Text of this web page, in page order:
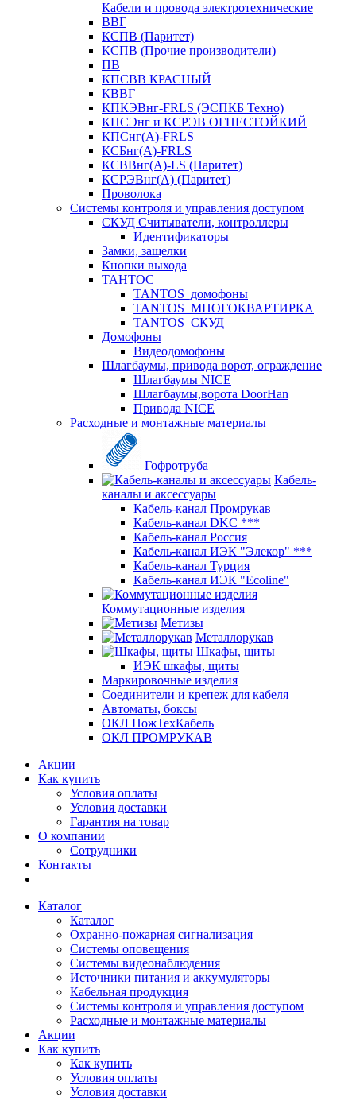
Кабели и провода электротехнические
ВВГ
КСПВ (Паритет)
КСПВ (Прочие производители)
ПВ
КПСВВ КРАСНЫЙ
КВВГ
КПКЭВнг-FRLS (ЭСПКБ Техно)
КПСЭнг и КСРЭВ ОГНЕСТОЙКИЙ
КПСнг(А)-FRLS
КСБнг(А)-FRLS
КСВВнг(А)-LS (Паритет)
КСРЭВнг(А) (Паритет)
Проволока
Системы контроля и управления доступом
СКУД Считыватели, контроллеры
Идентификаторы
Замки, защелки
Кнопки выхода
ТАНТОС
TANTOS_домофоны
TANTOS_МНОГОКВАРТИРКА
TANTOS_СКУД
Домофоны
Видеодомофоны
Шлагбаумы, привода ворот, ограждение
Шлагбаумы NICE
Шлагбаумы,ворота DoorHan
Привода NICE
Расходные и монтажные материалы
Гофротруба
Кабель-
каналы и аксессуары
Кабель-канал Промрукав
Кабель-канал DKC ***
Кабель-канал Россия
Кабель-канал ИЭК "Элекор" ***
Кабель-канал Турция
Кабель-канал ИЭК "Ecoline"
Коммутационные изделия
Метизы
Металлорукав
Шкафы, щиты
ИЭК шкафы, щиты
Маркировочные изделия
Соединители и крепеж для кабеля
Автоматы, боксы
ОКЛ ПожТехКабель
ОКЛ ПРОМРУКАВ
Акции
Как купить
Условия оплаты
Условия доставки
Гарантия на товар
О компании
Сотрудники
Контакты
Каталог
Каталог
Охранно-пожарная сигнализация
Системы оповещения
Системы видеонаблюдения
Источники питания и аккумуляторы
Кабельная продукция
Системы контроля и управления доступом
Расходные и монтажные материалы
Акции
Как купить
Как купить
Условия оплаты
Условия доставки